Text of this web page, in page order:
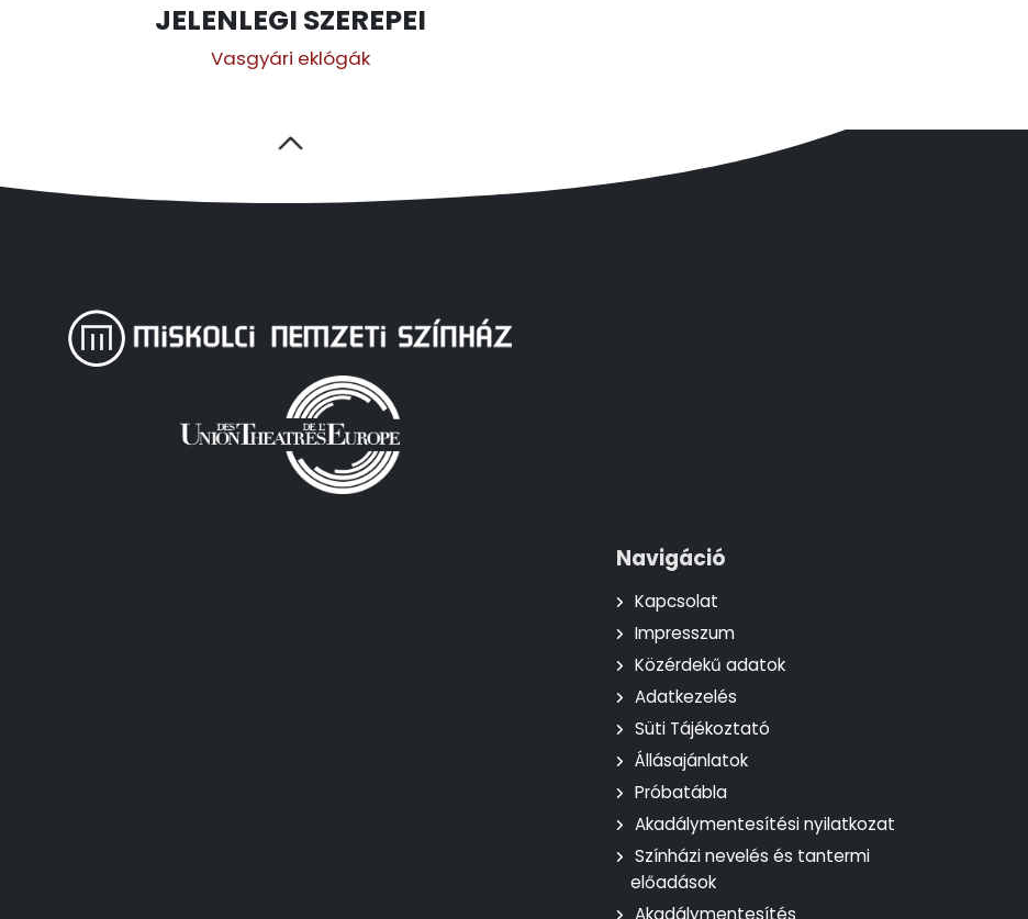
JELENLEGI SZEREPEI
Vasgyári eklógák
Navigáció
Kapcsolat
Impresszum
Közérdekű adatok
Adatkezelés
Süti Tájékoztató
Állásajánlatok
Próbatábla
Akadálymentesítési nyilatkozat
Színházi nevelés és tantermi
előadások
Akadálymentesítés